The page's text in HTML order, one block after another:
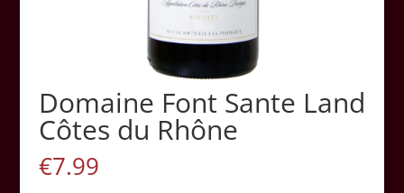
Domaine Font Sante Land
Côtes du Rhône
€7.99